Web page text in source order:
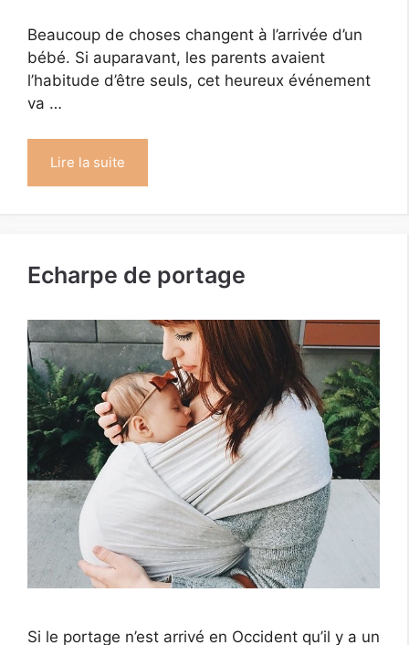
Beaucoup de choses changent à l’arrivée d’un
bébé. Si auparavant, les parents avaient
l’habitude d’être seuls, cet heureux événement
va …
Lire la suite
Echarpe de portage
Si le portage n’est arrivé en Occident qu’il y a un